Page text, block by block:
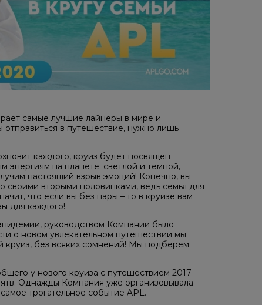
самые лучшие лайнеры в мире и
в путешествие, нужно лишь
каждого, круиз будет посвящен
на планете: светлой и тёмной,
настоящий взрыв эмоций! Конечно, вы
своими вторыми половинками, ведь семья для
что если вы без пары – то в круизе вам
для каждого!
руководством Компании было
о новом увлекательном путешествии мы
круиз, без всяких сомнений! Мы подберем
у нового круиза с путешествием 2017
Однажды Компания уже организовывала
трогательное событие APL.